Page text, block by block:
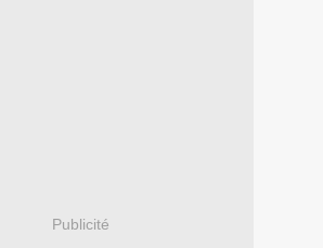
Publicité